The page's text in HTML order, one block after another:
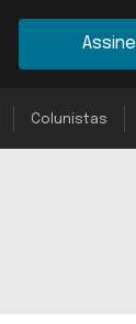
Assine
Colunistas